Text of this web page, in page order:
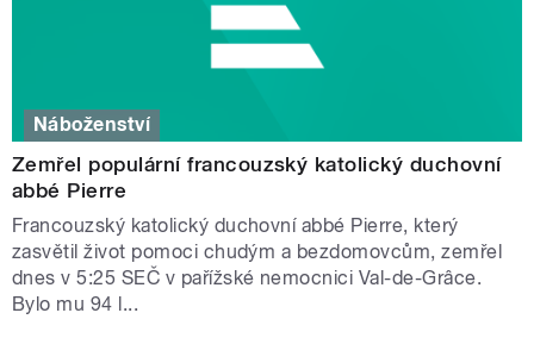
Náboženství
Zemřel populární francouzský katolický duchovní
abbé Pierre
Francouzský katolický duchovní abbé Pierre, který
zasvětil život pomoci chudým a bezdomovcům, zemřel
dnes v 5:25 SEČ v pařížské nemocnici Val-de-Grâce.
Bylo mu 94 l...